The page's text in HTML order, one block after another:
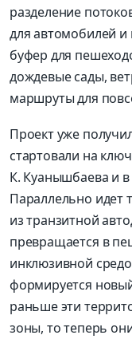
разделение
для автомобилей
буфер для
дождевые сады,
маршруты для
Проект уже
стартовали на
К. Куанышбаева и
Параллельно идет
из транзитной
превращается в
инклюзивной
формируется
раньше эти
зоны, то теперь